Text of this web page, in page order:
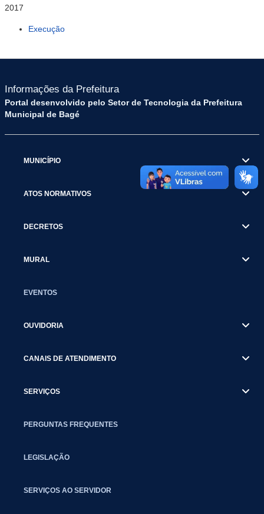
2017
Execução
Informações da Prefeitura
Portal desenvolvido pelo Setor de Tecnologia da Prefeitura
Municipal de Bagé
MUNICÍPIO
ATOS NORMATIVOS
DECRETOS
MURAL
EVENTOS
OUVIDORIA
CANAIS DE ATENDIMENTO
SERVIÇOS
PERGUNTAS FREQUENTES
LEGISLAÇÃO
SERVIÇOS AO SERVIDOR